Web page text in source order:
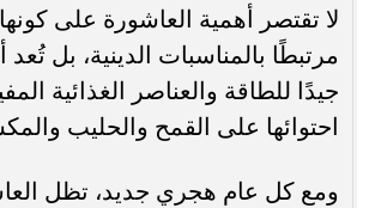
لا تقتصر أهمية العاشورة على كونها
مرتبطًا بالمناسبات الدينية، بل
جيدًا للطاقة والعناصر الغذائية
احتوائها على القمح والحليب
ومع كل عام هجري جديد، تظل